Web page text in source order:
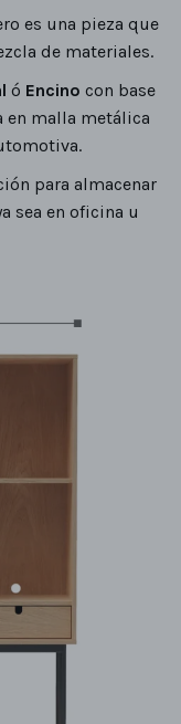
es una pieza que
de materiales.
ó Encino con base
en malla metálica
para almacenar
sea en oficina u